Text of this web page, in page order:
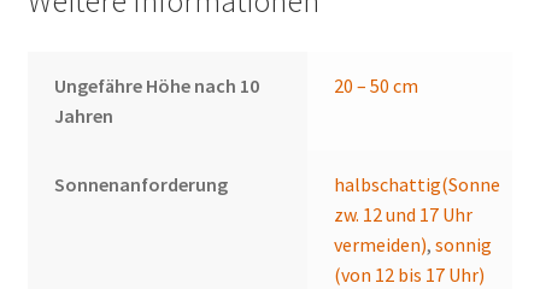
Ungefähre Höhe nach 10
Jahren
20 – 50 cm
Sonnenanforderung
halbschattig(Sonne
zw. 12 und 17 Uhr
vermeiden),sonnig
(von 12 bis 17 Uhr)